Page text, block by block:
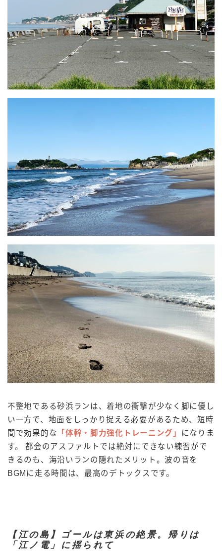
不整地である砂浜ランは、着地の衝撃が少なく脚に優し
い一方で、地面をしっかり捉える必要があるため、短時
間で効果的な 「体幹・脚力強化トレーニング」
になりま
す。 都会のアスファルトでは絶対にできない練習がで
きるのも、海沿いランの隠れたメリット。波の音を
BGMに走る時間は、最高のデトックスです。
【江の島】ゴールは東浜の絶景。帰りは
「江ノ電」に揺られて